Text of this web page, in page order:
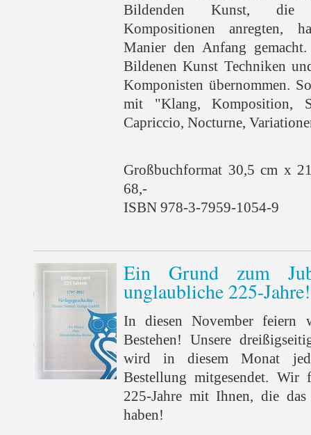
Bildenden Kunst, die
Kompositionen anregten,
Manier den Anfang
Bildenen Kunst Techniken
Komponisten übernommen.
mit "Klang, Komposition,
Capriccio, Nocturne,
Großbuchformat 30,5 cm x
68,-
ISBN 978-3-7959-1054-9
Ein Grund zum
unglaubliche 225-Jahre!
In diesen November feiern
Bestehen! Unsere
wird in diesem Monat
Bestellung mitgesendet. Wir
225-Jahre mit Ihnen, die
haben!